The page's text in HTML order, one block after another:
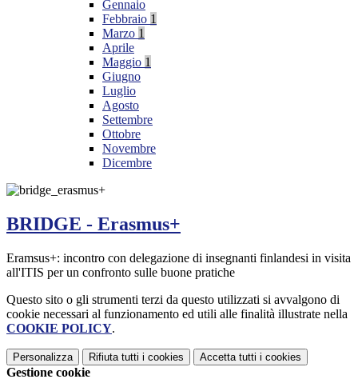
Gennaio
Febbraio 1
Marzo 1
Aprile
Maggio 1
Giugno
Luglio
Agosto
Settembre
Ottobre
Novembre
Dicembre
BRIDGE - Erasmus+
Eramsus+: incontro con delegazione di insegnanti finlandesi in visita
all'ITIS per un confronto sulle buone pratiche
Questo sito o gli strumenti terzi da questo utilizzati si avvalgono di
cookie necessari al funzionamento ed utili alle finalità illustrate nella
COOKIE POLICY.
Personalizza Rifiuta tutti i cookies Accetta tutti i cookies
Gestione cookie